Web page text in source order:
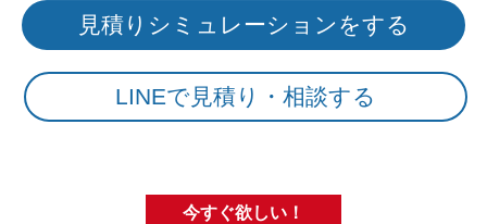
見積りシミュレーションをする
LINEで見積り・相談する
今すぐ欲しい！